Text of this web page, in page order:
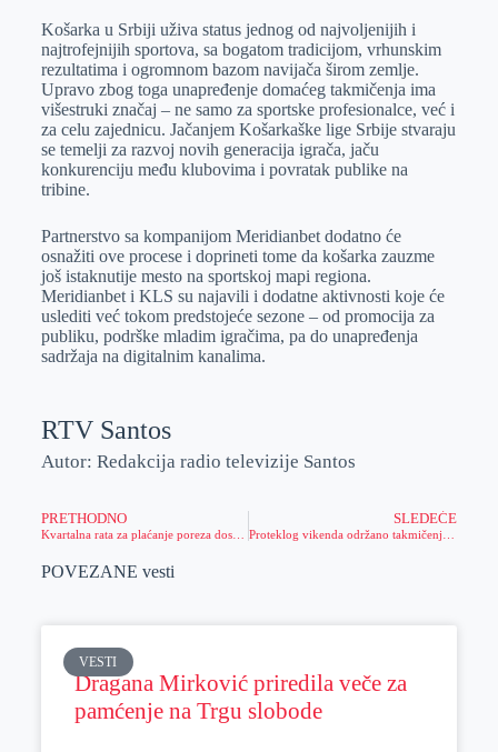
Košarka u Srbiji uživa status jednog od najvoljenijih i
najtrofejnijih sportova, sa bogatom tradicijom, vrhunskim
rezultatima i ogromnom bazom navijača širom zemlje.
Upravo zbog toga unapređenje domaćeg takmičenja ima
višestruki značaj – ne samo za sportske profesionalce, već i
za celu zajednicu. Jačanjem Košarkaške lige Srbije stvaraju
se temelji za razvoj novih generacija igrača, jaču
konkurenciju među klubovima i povratak publike na
tribine.
Partnerstvo sa kompanijom Meridianbet dodatno će
osnažiti ove procese i doprineti tome da košarka zauzme
još istaknutije mesto na sportskoj mapi regiona.
Meridianbet i KLS su najavili i dodatne aktivnosti koje će
uslediti već tokom predstojeće sezone – od promocija za
publiku, podrške mladim igračima, pa do unapređenja
sadržaja na digitalnim kanalima.
RTV Santos
Autor: Redakcija radio televizije Santos
PRETHODNO
Kvartalna rata za plaćanje poreza dospeva 14. avgusta
SLEDEĆE
POVEZANE vesti
VESTI
Dragana Mirković priredila veče za
pamćenje na Trgu slobode